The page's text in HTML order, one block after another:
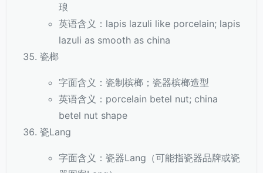
琅
英语含义：lapis lazuli like porcelain; lapis
lazuli as smooth as china
瓷榔
字面含义：瓷制槟榔；瓷器槟榔造型
英语含义：porcelain betel nut; china
betel nut shape
瓷Lang
字面含义：瓷器Lang（可能指瓷器品牌或瓷